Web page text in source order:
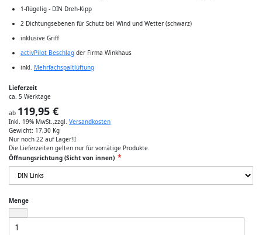
1-flügelig - DIN Dreh-Kipp
2 Dichtungsebenen für Schutz bei Wind und Wetter (schwarz)
inklusive Griff
activPilot Beschlag der Firma Winkhaus
inkl. Mehrfachspaltlüftung
Lieferzeit
ca. 5 Werktage
ab 119,95 €
Inkl. 19% MwSt.,zzgl. Versandkosten
Gewicht: 17,30 Kg
Nur noch 22 auf Lager!
Die Lieferzeiten gelten nur für vorrätige Produkte.
Öffnungsrichtung (Sicht von innen)
Menge